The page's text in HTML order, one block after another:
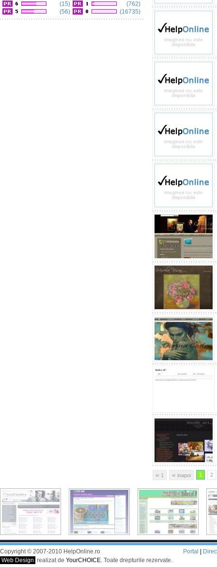
(15)
(56)
(762)
(16735)
« 1 « inapoi 1 2
Copyright © 2007-2010 HelpOnline.ro
Web Design realizat de YourCHOICE. Toate drepturile rezervate.
Portal